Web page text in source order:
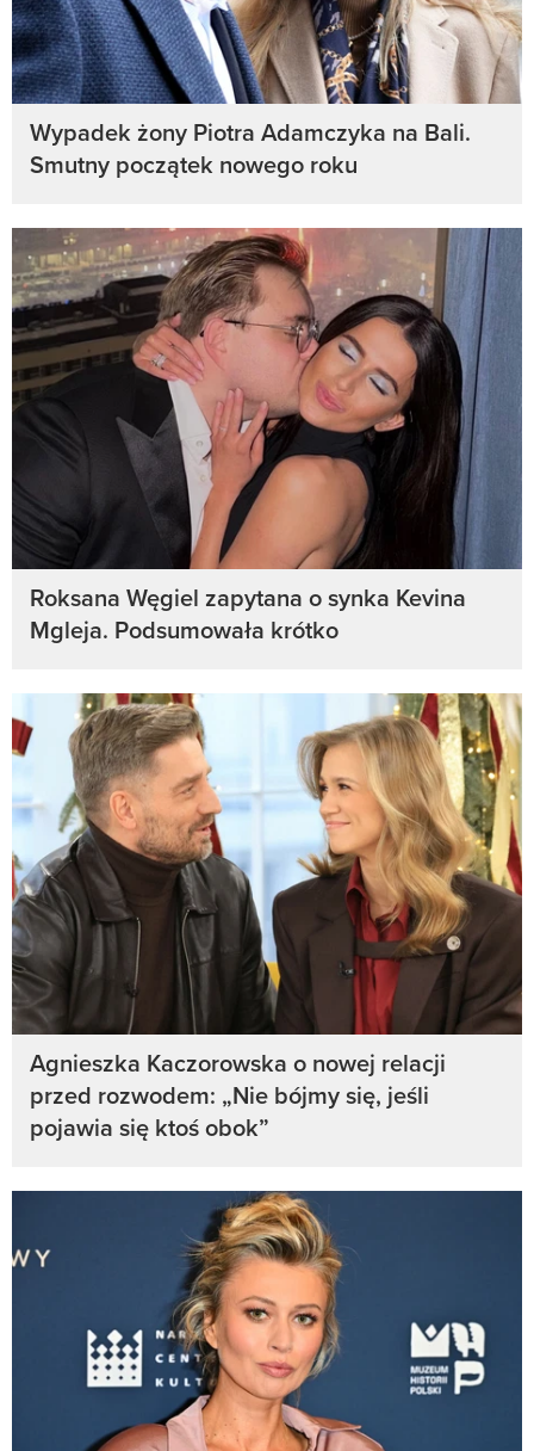
Wypadek żony Piotra Adamczyka na Bali.
Smutny początek nowego roku
Roksana Węgiel zapytana o synka Kevina
Mgleja. Podsumowała krótko
Agnieszka Kaczorowska o nowej relacji
przed rozwodem: „Nie bójmy się, jeśli
pojawia się ktoś obok”